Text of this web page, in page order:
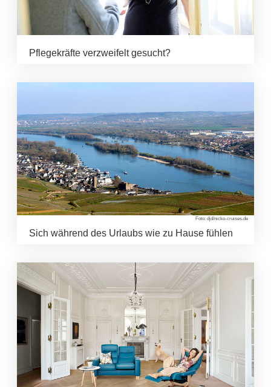
Pflegekräfte verzweifelt gesucht?
Foto: djd/nicko-cruises.de
Sich während des Urlaubs wie zu Hause fühlen